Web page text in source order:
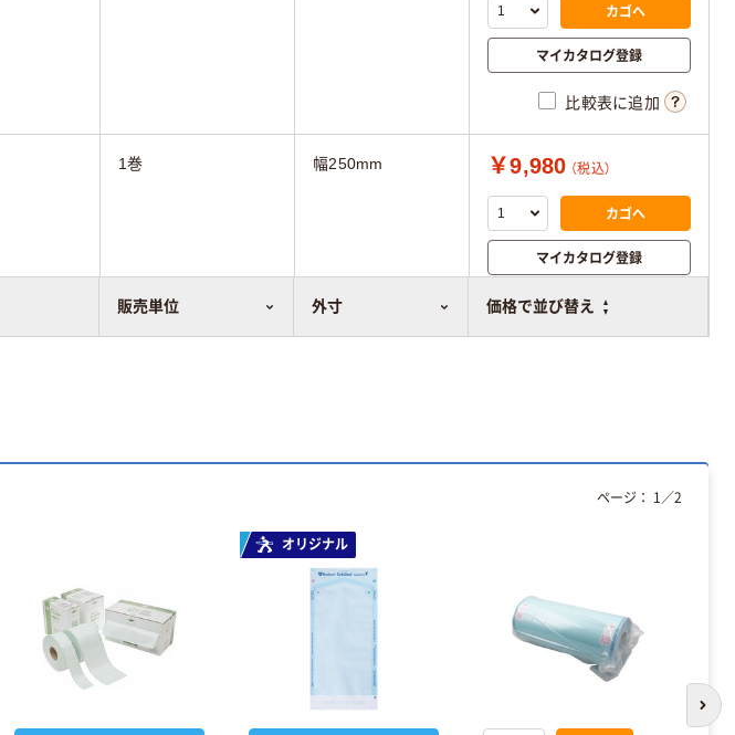
販売単位 外寸 価格で並び替え
カゴへ
マイカタログ登録
比較表に追加
1巻 幅250mm ￥9,980 （税込）
カゴへ
マイカタログ登録
比較表に追加
オリジナル
ページ： 1 ／2
次